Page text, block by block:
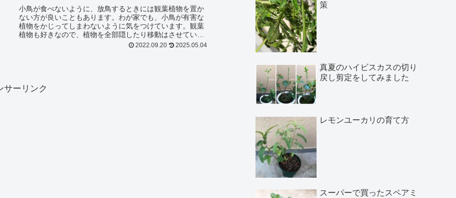
小鳥が食べないように、放鳥するときには観葉植物を置か
ない方が良いこともあります。わが家でも、小鳥が有害な
植物をかじってしまわないように気をつけています。観葉
植物も好きなので、植物を全部隠したり移動はさせていま
せんが、小鳥に有毒だと思われる種類の植物を部屋に置か
2022.09.20 2025.05.04
サーリンク
策
真夏のハイビスカスの切り
戻し剪定をしてみました
レモンユーカリの育て方
スーパーで買ったスペアミ